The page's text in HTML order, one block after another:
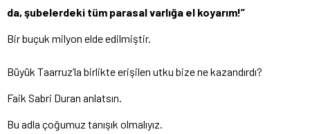
da, şubelerdeki tüm parasal varlığa el koyarım!”
Bir buçuk milyon elde edilmiştir.
Büyük Taarruz’la birlikte erişilen utku bize ne kazandırdı?
Faik Sabri Duran anlatsın.
Bu adla çoğumuz tanışık olmalıyız.